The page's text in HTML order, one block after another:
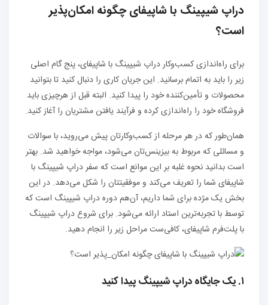
دراپ شیپینگ با شاپیفای چگونه امکان‌پذیر
است؟
برای راه‌اندازی کسب‌وکار دراپ شیپینگ با شاپیفای، پنج گام اصلی
زیر را باید به اتمام برسانید. این جریان کاری را دنبال کنید تا بتوانید
محصولات و تأمین‌کننده خود را پیدا کنید. البته قبل از هرچیزی باید
فروشگاه خود را راه‌اندازی کرده و فرآیند یافتن مشتریان را آغاز کنید.
همان‌طور که در هر مرحله از کسب‌وکارتان پیش می‌روید، با سوالات
و مسائلی که مربوط به بیزینس‌تان می‌شود، مواجه خواهید شد. بهتر
است بدانید نحوه غلبه بر این موانع است که سفر دراپ شیپینگ با
شاپیفای شما را تعریف می‌کند و موفقیتتان را شکل می‌دهد. در این
بخش یک مژده برای شما داریم، آن‌هم دوره دراپ شیپینگ است که
توسط با تجربه‌ترین استاد ارائه می‌شود. برای شروع دراپ شیپینگ
با پلت‌فرم شاپیفای، کافی‌ست مراحل زیر را انجام دهید.
۱. یک جایگاه دراپ شیپینگ پیدا کنید